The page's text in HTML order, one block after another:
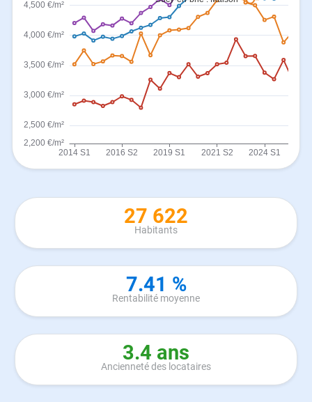
27 622
Habitants
7.41 %
Rentabilité moyenne
3.4 ans
Ancienneté des locataires